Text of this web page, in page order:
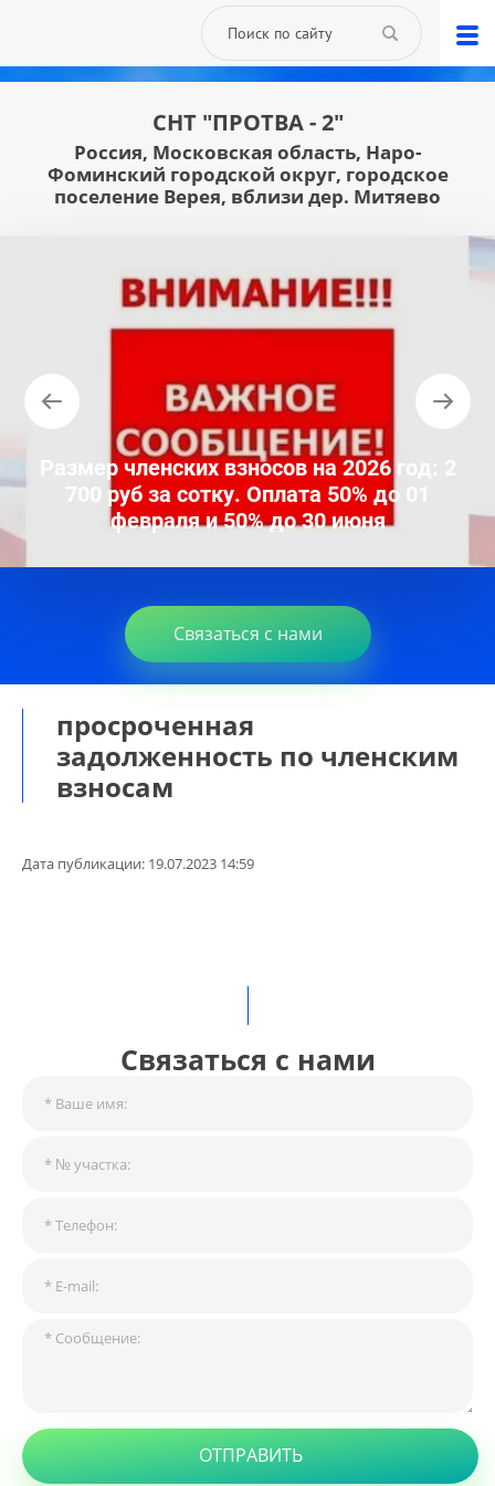
СНТ "ПРОТВА - 2"
Россия, Московская область, Наро-
Фоминский городской округ, городское
поселение Верея, вблизи дер. Митяево
Размер членских взносов на 2026 год: 2
700 руб за сотку. Оплата 50% до 01
февраля и 50% до 30 июня
Связаться с нами
просроченная
задолженность по членским
взносам
Дата публикации: 19.07.2023 14:59
Связаться с нами
ОТПРАВИТЬ